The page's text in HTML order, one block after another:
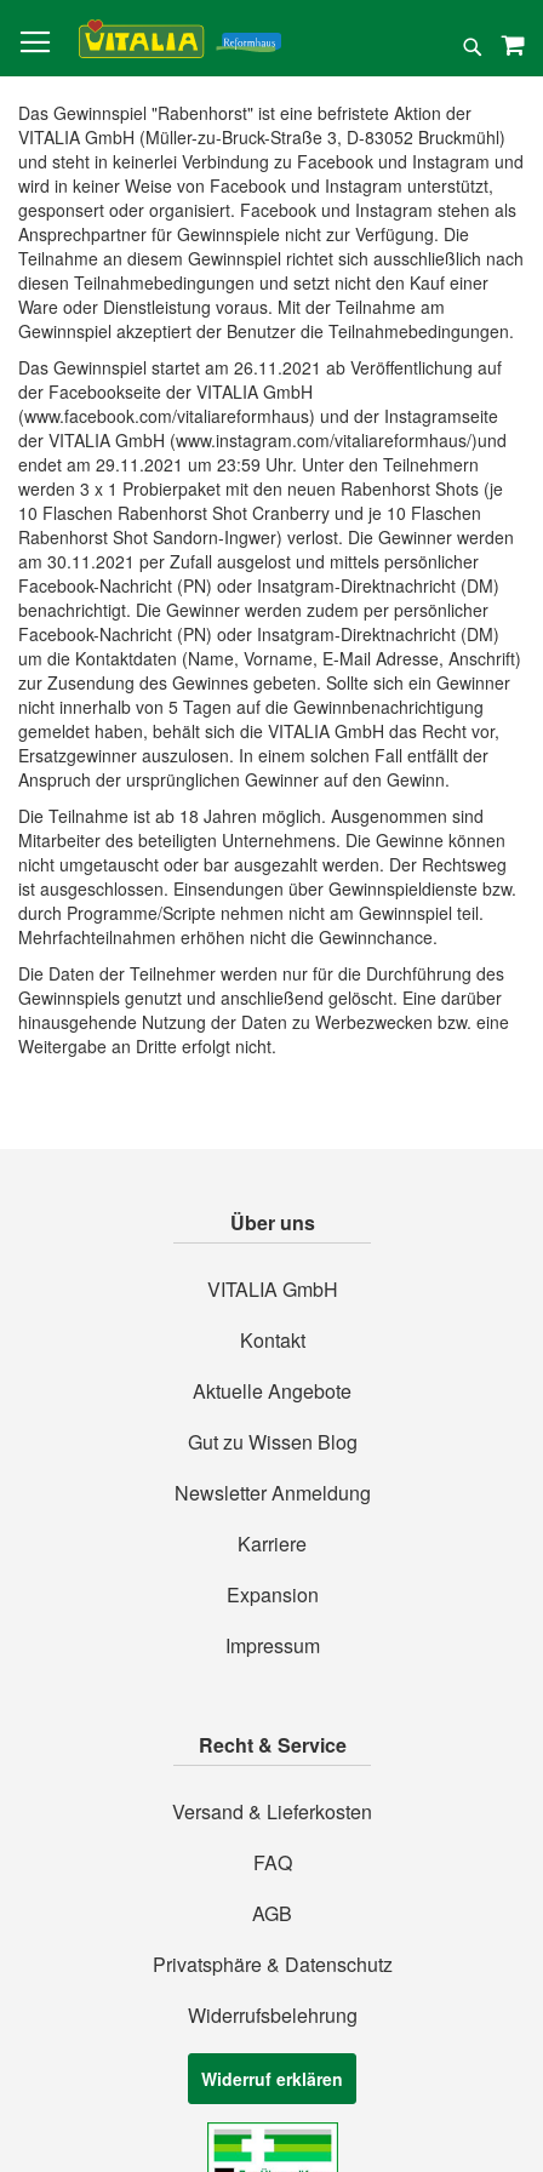
zum
Inhalt
Suche
Das Gewinnspiel "Rabenhorst" ist eine befristete Aktion der
VITALIA GmbH (Müller-zu-Bruck-Straße 3, D-83052 Bruckmühl)
und steht in keinerlei Verbindung zu Facebook und Instagram und
wird in keiner Weise von Facebook und Instagram unterstützt,
gesponsert oder organisiert. Facebook und Instagram stehen als
Ansprechpartner für Gewinnspiele nicht zur Verfügung. Die
Teilnahme an diesem Gewinnspiel richtet sich ausschließlich nach
diesen Teilnahmebedingungen und setzt nicht den Kauf einer
Ware oder Dienstleistung voraus. Mit der Teilnahme am
Gewinnspiel akzeptiert der Benutzer die Teilnahmebedingungen.
Das Gewinnspiel startet am 26.11.2021 ab Veröffentlichung auf
der Facebookseite der VITALIA GmbH
(www.facebook.com/vitaliareformhaus) und der Instagramseite
der VITALIA GmbH (www.instagram.com/vitaliareformhaus/)und
endet am 29.11.2021 um 23:59 Uhr. Unter den Teilnehmern
werden 3 x 1 Probierpaket mit den neuen Rabenhorst Shots (je
10 Flaschen Rabenhorst Shot Cranberry und je 10 Flaschen
Rabenhorst Shot Sandorn-Ingwer) verlost. Die Gewinner werden
am 30.11.2021 per Zufall ausgelost und mittels persönlicher
Facebook-Nachricht (PN) oder Insatgram-Direktnachricht (DM)
benachrichtigt. Die Gewinner werden zudem per persönlicher
Facebook-Nachricht (PN) oder Insatgram-Direktnachricht (DM)
um die Kontaktdaten (Name, Vorname, E-Mail Adresse, Anschrift)
zur Zusendung des Gewinnes gebeten. Sollte sich ein Gewinner
nicht innerhalb von 5 Tagen auf die Gewinnbenachrichtigung
gemeldet haben, behält sich die VITALIA GmbH das Recht vor,
Ersatzgewinner auszulosen. In einem solchen Fall entfällt der
Anspruch der ursprünglichen Gewinner auf den Gewinn.
Die Teilnahme ist ab 18 Jahren möglich. Ausgenommen sind
Mitarbeiter des beteiligten Unternehmens. Die Gewinne können
nicht umgetauscht oder bar ausgezahlt werden. Der Rechtsweg
ist ausgeschlossen. Einsendungen über Gewinnspieldienste bzw.
durch Programme/Scripte nehmen nicht am Gewinnspiel teil.
Mehrfachteilnahmen erhöhen nicht die Gewinnchance.
Die Daten der Teilnehmer werden nur für die Durchführung des
Gewinnspiels genutzt und anschließend gelöscht. Eine darüber
hinausgehende Nutzung der Daten zu Werbezwecken bzw. eine
Weitergabe an Dritte erfolgt nicht.
Über uns
VITALIA GmbH
Kontakt
Aktuelle Angebote
Gut zu Wissen Blog
Newsletter Anmeldung
Karriere
Expansion
Impressum
Recht & Service
Versand & Lieferkosten
FAQ
AGB
Privatsphäre & Datenschutz
Widerrufsbelehrung
Widerruf erklären